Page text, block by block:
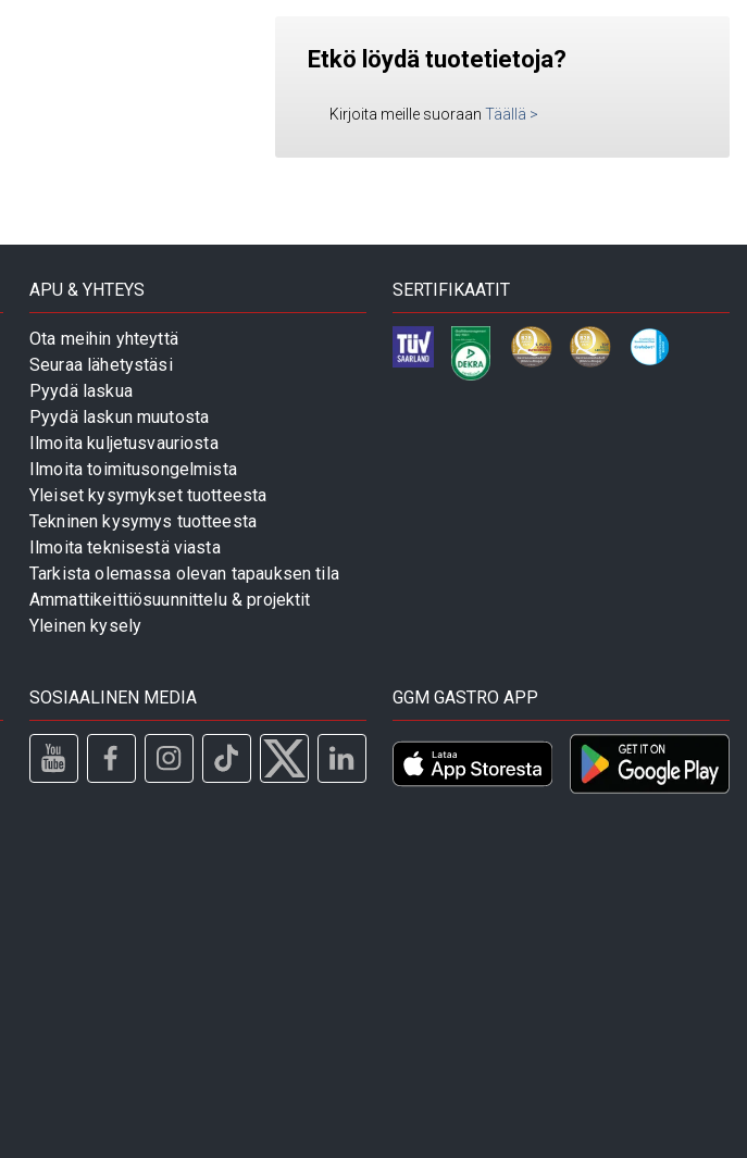
Etkö löydä tuotetietoja?
Kirjoita meille suoraan Täällä >
APU & YHTEYS
Ota meihin yhteyttä
Seuraa lähetystäsi
Pyydä laskua
Pyydä laskun muutosta
Ilmoita kuljetusvauriosta
Ilmoita toimitusongelmista
Yleiset kysymykset tuotteesta
Tekninen kysymys tuotteesta
Ilmoita teknisestä viasta
Tarkista olemassa olevan tapauksen tila
Ammattikeittiösuunnittelu & projektit
Yleinen kysely
SERTIFIKAATIT
SOSIAALINEN MEDIA GGM GASTRO APP